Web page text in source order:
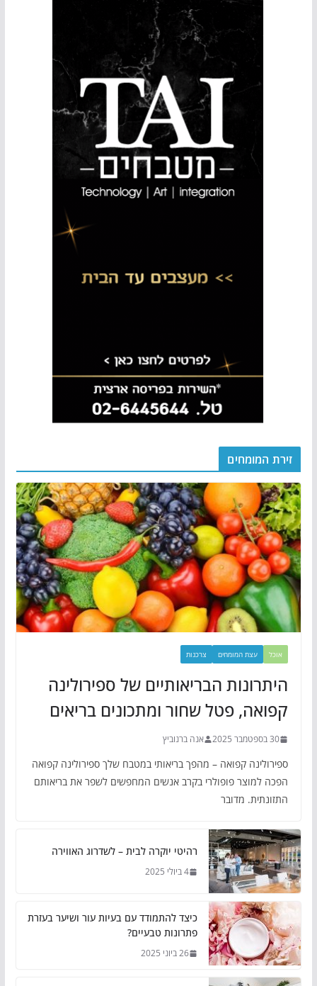
זירת המומחים
אוכל עצת המומחים צרכנות
היתרונות הבריאותיים של ספירולינה
קפואה, פטל שחור ומתכונים בריאים
30 בספטמבר 2025 אנה ברנוביץ
ספירולינה קפואה – מהפך בריאותי במטבח שלך ספירולינה קפואה
הפכה למוצר פופולרי בקרב אנשים המחפשים לשפר את בריאותם
התזונתית. מדובר
רהיטי יוקרה לבית – לשדרוג האווירה
4 ביולי 2025
כיצד להתמודד עם בעיות עור ושיער בעזרת
פתרונות טבעיים?
26 ביוני 2025